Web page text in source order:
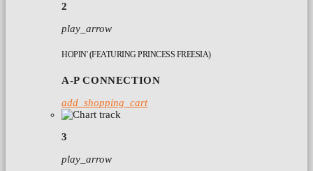
2
play_arrow
HOPIN' (FEATURING PRINCESS FREESIA)
A-P CONNECTION
add_shopping_cart
3
play_arrow